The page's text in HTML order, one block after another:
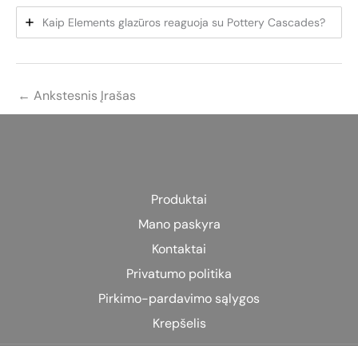
Kaip Elements glazūros reaguoja su Pottery Cascades?
← Ankstesnis Įrašas
Produktai
Mano paskyra
Kontaktai
Privatumo politika
Pirkimo-pardavimo sąlygos
Krepšelis